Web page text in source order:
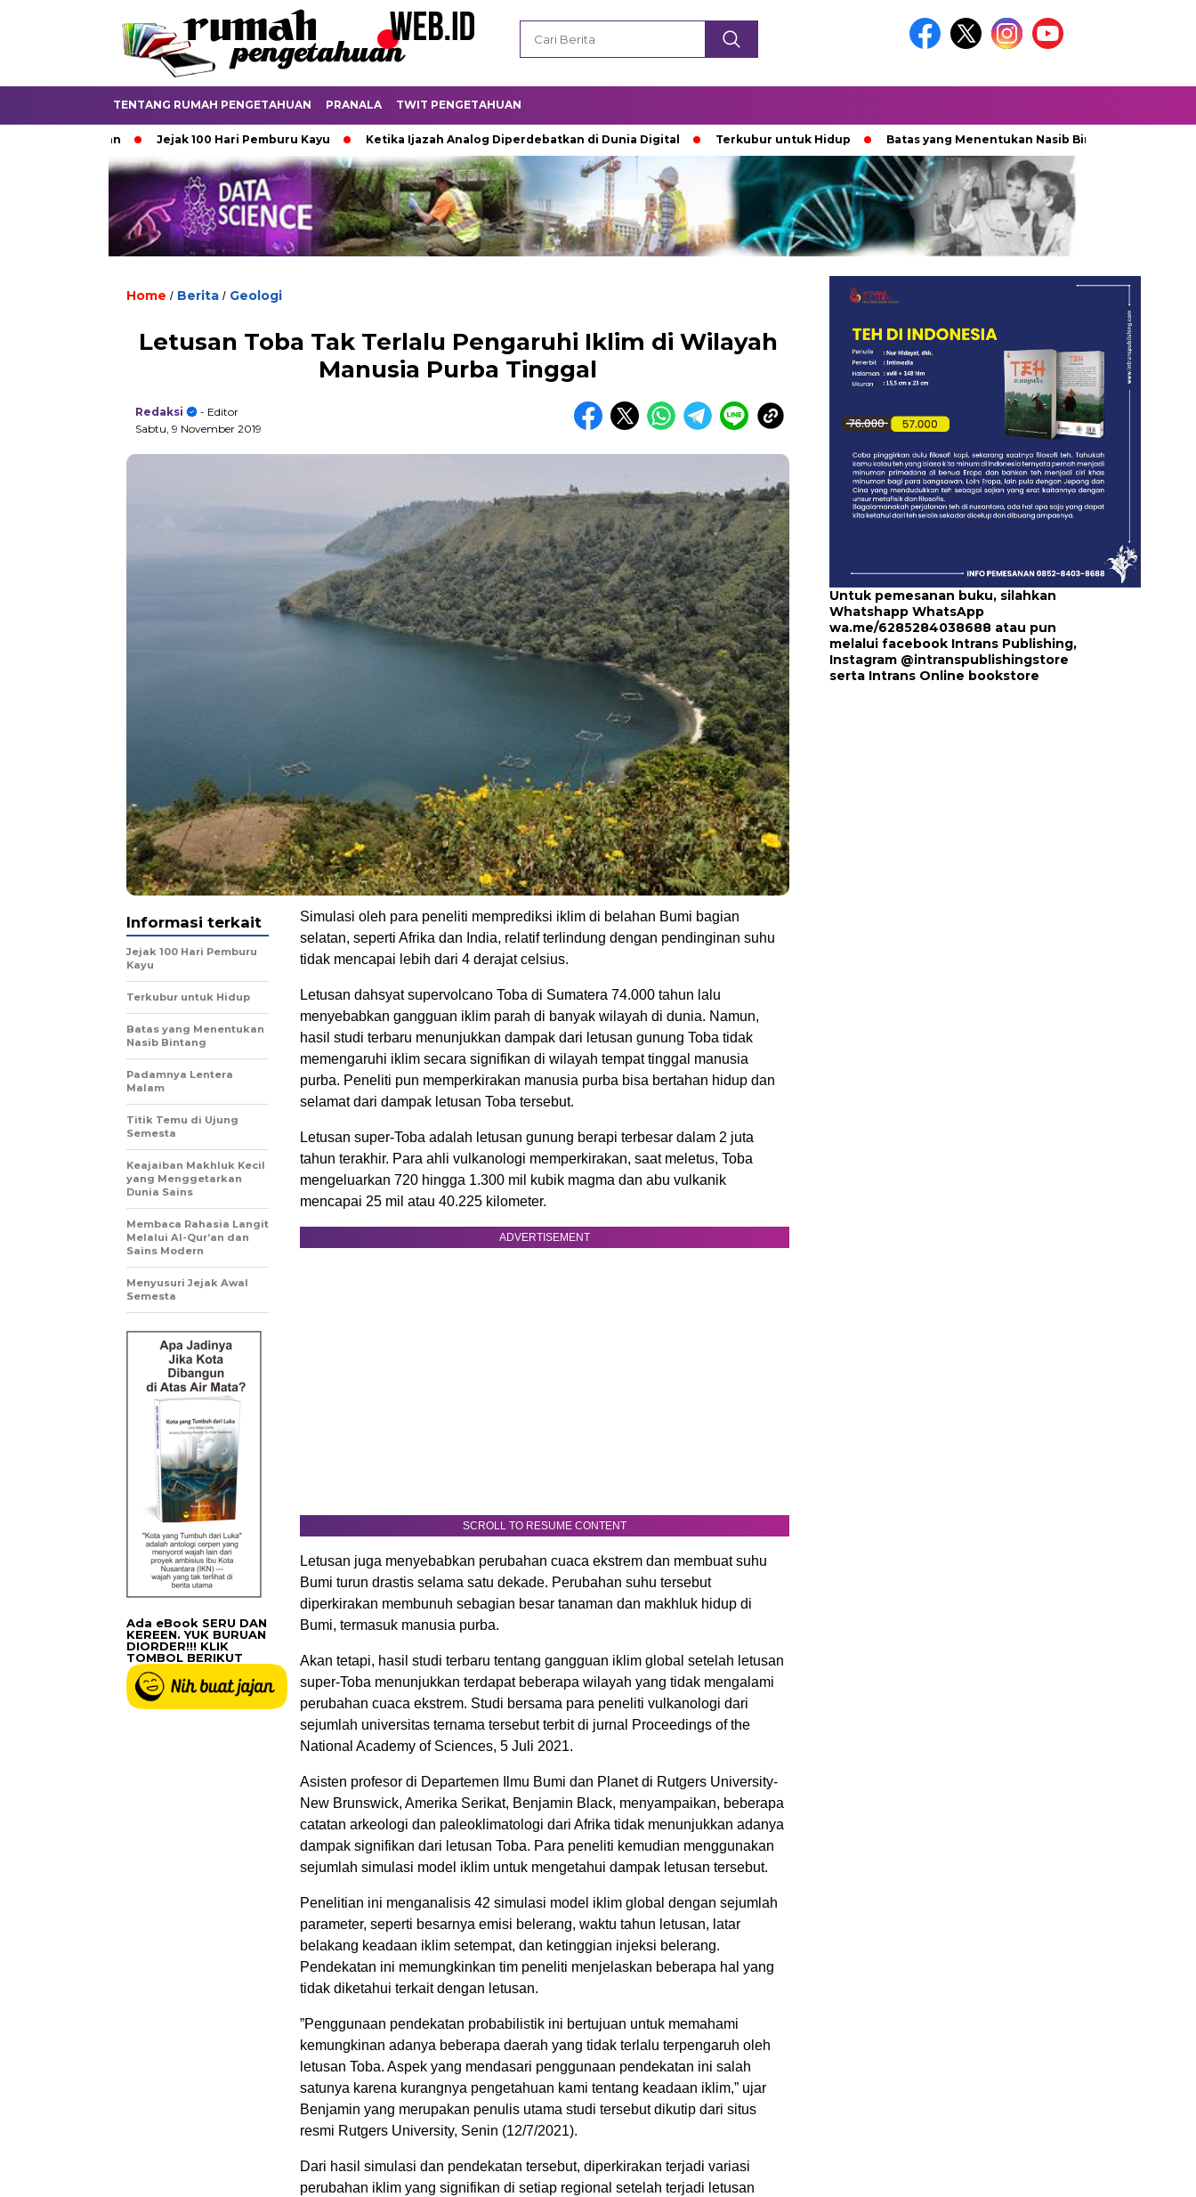
TENTANG RUMAH PENGETAHUAN PRANALA TWIT PENGETAHUAN
Jejak 100 Hari Pemburu Kayu Ketika Ijazah Analog Diperdebatkan di Dunia Digital Terkubur untuk Hidup Batas yang Menentukan Nasib Bintang
Home / Berita / Geologi
Letusan Toba Tak Terlalu Pengaruhi Iklim di Wilayah
Manusia Purba Tinggal
Redaksi
- Editor
Sabtu, 9 November 2019
Simulasi oleh para peneliti memprediksi iklim di belahan Bumi bagian
selatan, seperti Afrika dan India, relatif terlindung dengan pendinginan suhu
tidak mencapai lebih dari 4 derajat celsius.
Letusan dahsyat supervolcano Toba di Sumatera 74.000 tahun lalu
menyebabkan gangguan iklim parah di banyak wilayah di dunia. Namun,
hasil studi terbaru menunjukkan dampak dari letusan gunung Toba tidak
memengaruhi iklim secara signifikan di wilayah tempat tinggal manusia
purba. Peneliti pun memperkirakan manusia purba bisa bertahan hidup dan
selamat dari dampak letusan Toba tersebut.
Letusan super-Toba adalah letusan gunung berapi terbesar dalam 2 juta
tahun terakhir. Para ahli vulkanologi memperkirakan, saat meletus, Toba
mengeluarkan 720 hingga 1.300 mil kubik magma dan abu vulkanik
mencapai 25 mil atau 40.225 kilometer.
ADVERTISEMENT
SCROLL TO RESUME CONTENT
Letusan juga menyebabkan perubahan cuaca ekstrem dan membuat suhu
Bumi turun drastis selama satu dekade. Perubahan suhu tersebut
diperkirakan membunuh sebagian besar tanaman dan makhluk hidup di
Bumi, termasuk manusia purba.
Akan tetapi, hasil studi terbaru tentang gangguan iklim global setelah letusan
super-Toba menunjukkan terdapat beberapa wilayah yang tidak mengalami
perubahan cuaca ekstrem. Studi bersama para peneliti vulkanologi dari
sejumlah universitas ternama tersebut terbit di jurnal Proceedings of the
National Academy of Sciences, 5 Juli 2021.
Asisten profesor di Departemen Ilmu Bumi dan Planet di Rutgers University-
New Brunswick, Amerika Serikat, Benjamin Black, menyampaikan, beberapa
catatan arkeologi dan paleoklimatologi dari Afrika tidak menunjukkan adanya
dampak signifikan dari letusan Toba. Para peneliti kemudian menggunakan
sejumlah simulasi model iklim untuk mengetahui dampak letusan tersebut.
Penelitian ini menganalisis 42 simulasi model iklim global dengan sejumlah
parameter, seperti besarnya emisi belerang, waktu tahun letusan, latar
belakang keadaan iklim setempat, dan ketinggian injeksi belerang.
Pendekatan ini memungkinkan tim peneliti menjelaskan beberapa hal yang
tidak diketahui terkait dengan letusan.
”Penggunaan pendekatan probabilistik ini bertujuan untuk memahami
kemungkinan adanya beberapa daerah yang tidak terlalu terpengaruh oleh
letusan Toba. Aspek yang mendasari penggunaan pendekatan ini salah
satunya karena kurangnya pengetahuan kami tentang keadaan iklim,” ujar
Benjamin yang merupakan penulis utama studi tersebut dikutip dari situs
resmi Rutgers University, Senin (12/7/2021).
Dari hasil simulasi dan pendekatan tersebut, diperkirakan terjadi variasi
perubahan iklim yang signifikan di setiap regional setelah terjadi letusan
Informasi terkait
Jejak 100 Hari Pemburu
Kayu
Terkubur untuk Hidup
Batas yang Menentukan
Nasib Bintang
Padamnya Lentera
Malam
Titik Temu di Ujung
Semesta
Keajaiban Makhluk Kecil
yang Menggetarkan
Dunia Sains
Membaca Rahasia Langit
Melalui Al-Qur’an dan
Sains Modern
Menyusuri Jejak Awal
Semesta
Ada eBook SERU DAN
KEREEN. YUK BURUAN
DIORDER!!! KLIK
TOMBOL BERIKUT
Untuk pemesanan buku, silahkan
Whatshapp WhatsApp
wa.me/6285284038688 atau pun
melalui facebook Intrans Publishing,
Instagram @intranspublishingstore
serta Intrans Online bookstore